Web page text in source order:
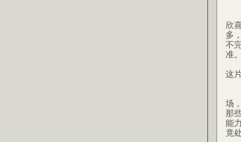
我
欣
多
不
准。
就
这
我
场
那
能
竟